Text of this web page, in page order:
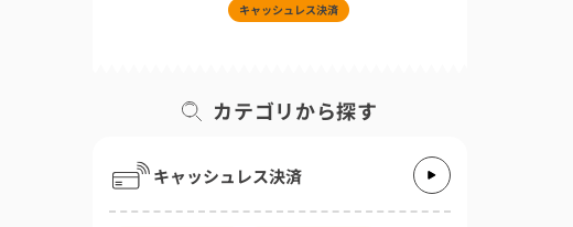
キャッシュレス決済
カテゴリから探す
キャッシュレス決済